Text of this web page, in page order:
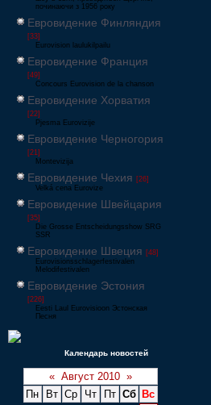
починаючи з 1956 року
Евровидение Финляндия
[33]
Eurovision laulukilpailu
Евровидение Франция
[49]
Concours Eurovision de la chanson
Евровидение Хорватия
[22]
Pjesma Eurovizije
Евровидение Черногория
[21]
Montevizija
Евровидение Чехия [26]
Velká cena Eurovize
Евровидение Швейцария
[35]
Die Grosse Entscheidungsshow SRG
SSR
Евровидение Швеция [48]
Eurovisionsschlagerfestivalen
Melodifestivalen
Евровидение Эстония
[226]
Eesti Laul Eurovisioon Эстонская
Песня
Календарь новостей
« Август 2010 »
Пн
Вт Ср Чт Пт Сб
Вс